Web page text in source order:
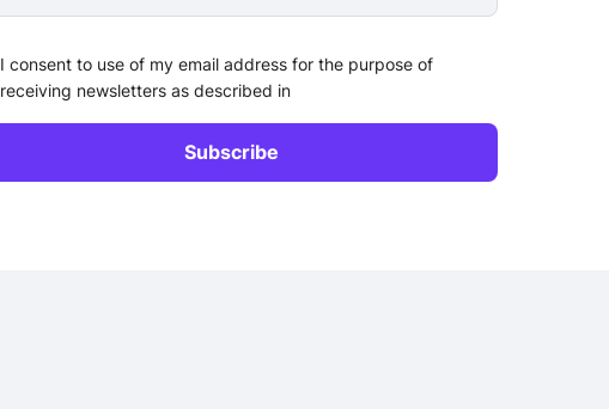
I consent to use of my email address for the purpose of
receiving newsletters as described in